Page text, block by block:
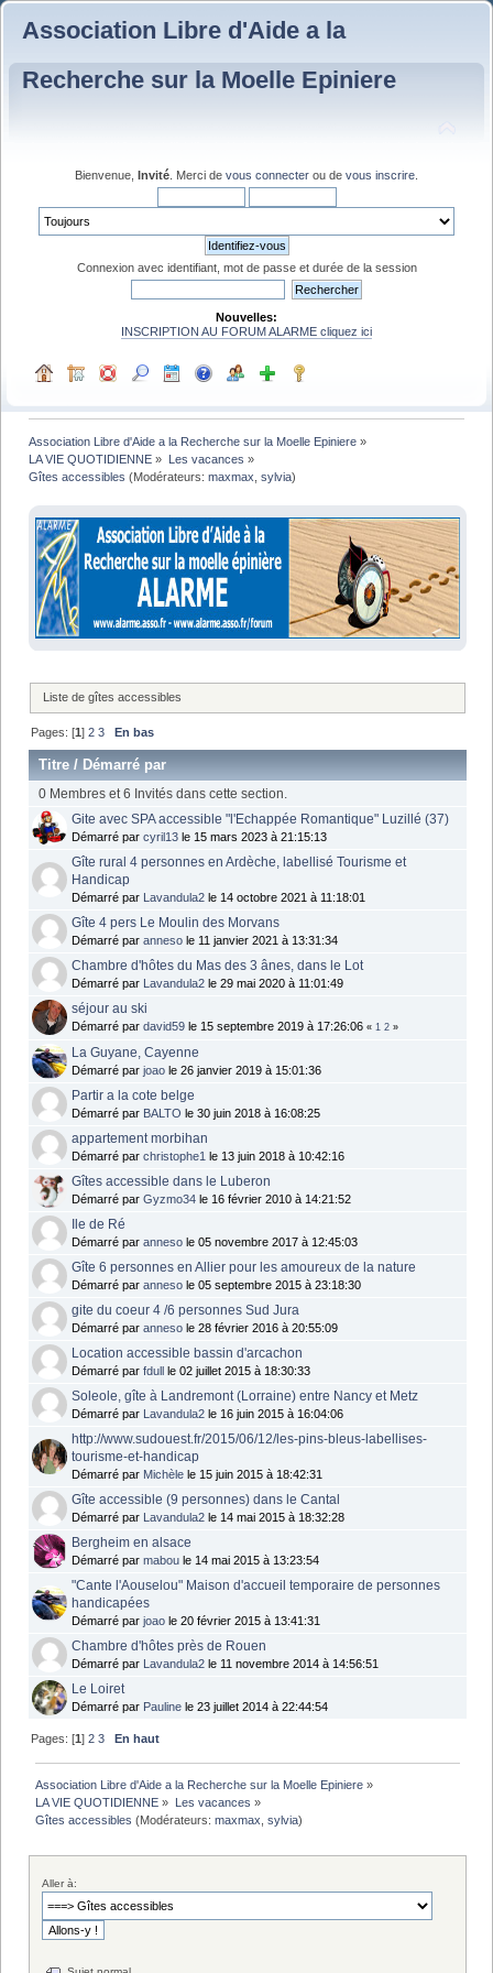
Association Libre d'Aide a la
Recherche sur la Moelle Epiniere
Bienvenue, Invité . Merci de vous connecter ou de vous inscrire
Connexion avec identifiant, mot de passe et durée de la session
Nouvelles:
INSCRIPTION AU FORUM ALARME cliquez ici
Association Libre d'Aide a la Recherche sur la Moelle Epiniere »
LA VIE QUOTIDIENNE » Les vacances »
Gîtes accessibles (Modérateurs:maxmax ,sylvia)
Liste de gîtes accessibles
Pages: [1]2 3 En bas
Titre /Démarré par
0 Membres et 6 Invités dans cette section.
Gite avec SPA accessible "l'Echappée Romantique" Luzillé (37)
Démarré par cyril13 le 15 mars 2023 à 21:15:13
Gîte rural 4 personnes en Ardèche, labellisé Tourisme et
Handicap
Démarré par Lavandula2 le 14 octobre 2021 à 11:18:01
Gîte 4 pers Le Moulin des Morvans
Démarré par anneso le 11 janvier 2021 à 13:31:34
Chambre d'hôtes du Mas des 3 ânes, dans le Lot
Démarré par Lavandula2 le 29 mai 2020 à 11:01:49
séjour au ski
Démarré par david59 le 15 septembre 2019 à 17:26:06 « 1 2 »
La Guyane, Cayenne
Démarré par joao le 26 janvier 2019 à 15:01:36
Partir a la cote belge
Démarré par BALTO le 30 juin 2018 à 16:08:25
appartement morbihan
Démarré par christophe1 le 13 juin 2018 à 10:42:16
Gîtes accessible dans le Luberon
Démarré par Gyzmo34 le 16 février 2010 à 14:21:52
Ile de Ré
Démarré par anneso le 05 novembre 2017 à 12:45:03
Gîte 6 personnes en Allier pour les amoureux de la nature
Démarré par anneso le 05 septembre 2015 à 23:18:30
gite du coeur 4 /6 personnes Sud Jura
Démarré par anneso le 28 février 2016 à 20:55:09
Location accessible bassin d'arcachon
Démarré par fdull le 02 juillet 2015 à 18:30:33
Soleole, gîte à Landremont (Lorraine) entre Nancy et Metz
Démarré par Lavandula2 le 16 juin 2015 à 16:04:06
http://www.sudouest.fr/2015/06/12/les-pins-bleus-labellises-
tourisme-et-handicap
Démarré par Michèle le 15 juin 2015 à 18:42:31
Gîte accessible (9 personnes) dans le Cantal
Démarré par Lavandula2 le 14 mai 2015 à 18:32:28
Bergheim en alsace
Démarré par mabou le 14 mai 2015 à 13:23:54
"Cante l'Aouselou" Maison d'accueil temporaire de personnes
handicapées
Démarré par joao le 20 février 2015 à 13:41:31
Chambre d'hôtes près de Rouen
Démarré par Lavandula2 le 11 novembre 2014 à 14:56:51
Le Loiret
Démarré par Pauline le 23 juillet 2014 à 22:44:54
Pages: [1]2 3 En haut
Association Libre d'Aide a la Recherche sur la Moelle Epiniere »
LA VIE QUOTIDIENNE » Les vacances »
Gîtes accessibles (Modérateurs:maxmax ,sylvia)
Aller à: